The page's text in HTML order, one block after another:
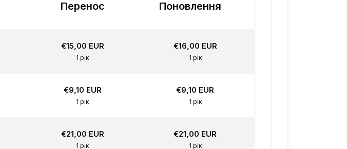
Перенос Поновлення
€15,00 EUR
1 рік
€16,00 EUR
1 рік
€9,10 EUR
1 рік
€9,10 EUR
1 рік
€21,00 EUR
1 рік
€21,00 EUR
1 рік